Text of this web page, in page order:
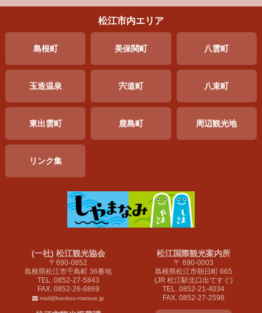
松江市内エリア
島根町 美保関町 八雲町
玉造温泉 宍道町 八束町
東出雲町 鹿島町 周辺観光地
リンク集
(一社) 松江観光協会
〒690-0852
島根県松江市千鳥町 36番地
TEL. 0852-27-5843
FAX. 0852-26-6869
mail@kankou-matsue.jp
松江国際観光案内所
〒 690-0003
島根県松江市朝日町 665
(JR 松江駅北口出てすぐ)
TEL. 0852-21-4034
FAX. 0852-27-2598